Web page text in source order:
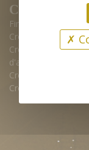
Crémants
Finambulle
Crémant du Jura
Crémant rosé brut
d'automne"
Crémant millésimé
Crémant Harmonie